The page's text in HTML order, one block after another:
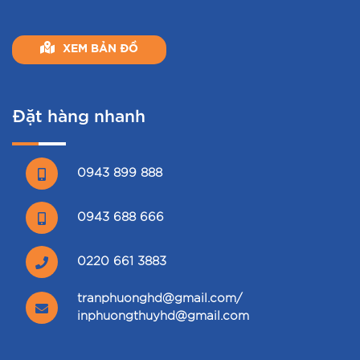
XEM BẢN ĐỒ
Đặt hàng nhanh
0943 899 888
0943 688 666
0220 661 3883
tranphuonghd@gmail.com/
inphuongthuyhd@gmail.com